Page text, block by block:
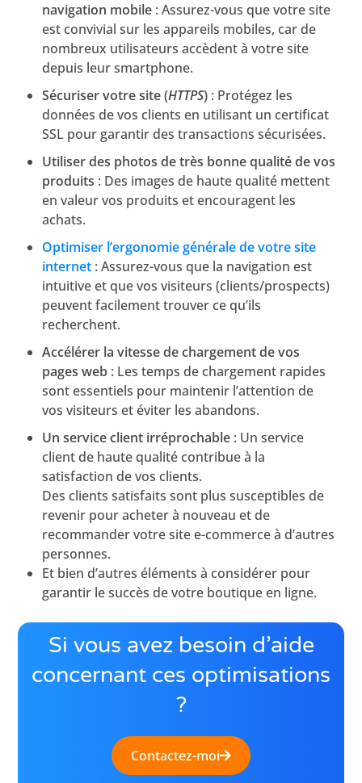
navigation mobile : Assurez-vous que votre site
est convivial sur les appareils mobiles, car de
nombreux utilisateurs accèdent à votre site
depuis leur smartphone.
Sécuriser votre site (HTTPS) : Protégez les
données de vos clients en utilisant un certificat
SSL pour garantir des transactions sécurisées.
Utiliser des photos de très bonne qualité de vos
produits : Des images de haute qualité mettent
en valeur vos produits et encouragent les
achats.
Optimiser l’ergonomie générale de votre site
internet : Assurez-vous que la navigation est
intuitive et que vos visiteurs (clients/prospects)
peuvent facilement trouver ce qu’ils
recherchent.
Accélérer la vitesse de chargement de vos
pages web : Les temps de chargement rapides
sont essentiels pour maintenir l’attention de
vos visiteurs et éviter les abandons.
Un service client irréprochable : Un service
client de haute qualité contribue à la
satisfaction de vos clients.
Des clients satisfaits sont plus susceptibles de
revenir pour acheter à nouveau et de
recommander votre site e-commerce à d’autres
personnes.
Et bien d’autres éléments à considérer pour
garantir le succès de votre boutique en ligne.
Si vous avez besoin d’aide
concernant ces optimisations
?
Contactez-moi